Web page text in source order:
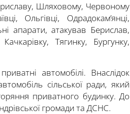
Шляховому, Червоному
Ольгівці, Одрадокам’янці,
апарати, атакував Берислав,
Тягинку, Бургунку,
автомобілі. Внаслідок
сільської ради, який
приватного будинку. До
громади та ДСНС.